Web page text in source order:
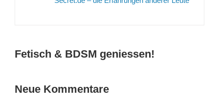
Fetisch & BDSM geniessen!
Neue Kommentare